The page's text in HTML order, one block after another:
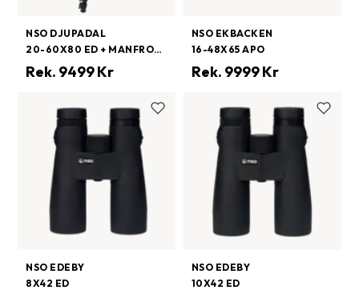
NSO DJUPADAL
20-60X80 ED + MANFROTTO 290 XTRA 128RC2
Rek. 9499Kr
NSO EKBACKEN
16-48X65 APO
Rek. 9999Kr
NSO EDEBY
8X42 ED
NSO EDEBY
10X42 ED